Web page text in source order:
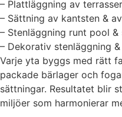
– Plattläggning av
– Sättning av kantsten &
– Stenläggning runt pool &
– Dekorativ stenläggning
Varje yta byggs med rätt
packade bärlager och
sättningar. Resultatet blir
miljöer som harmonierar